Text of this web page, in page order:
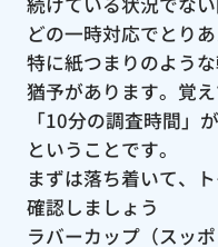
どの一時対応でとり
特に紙つまりのよう
猶予があります。覚
「10分の調査時間」
ということです。
まずは落ち着いて、
確認しましょう
ラバーカップ（スッ